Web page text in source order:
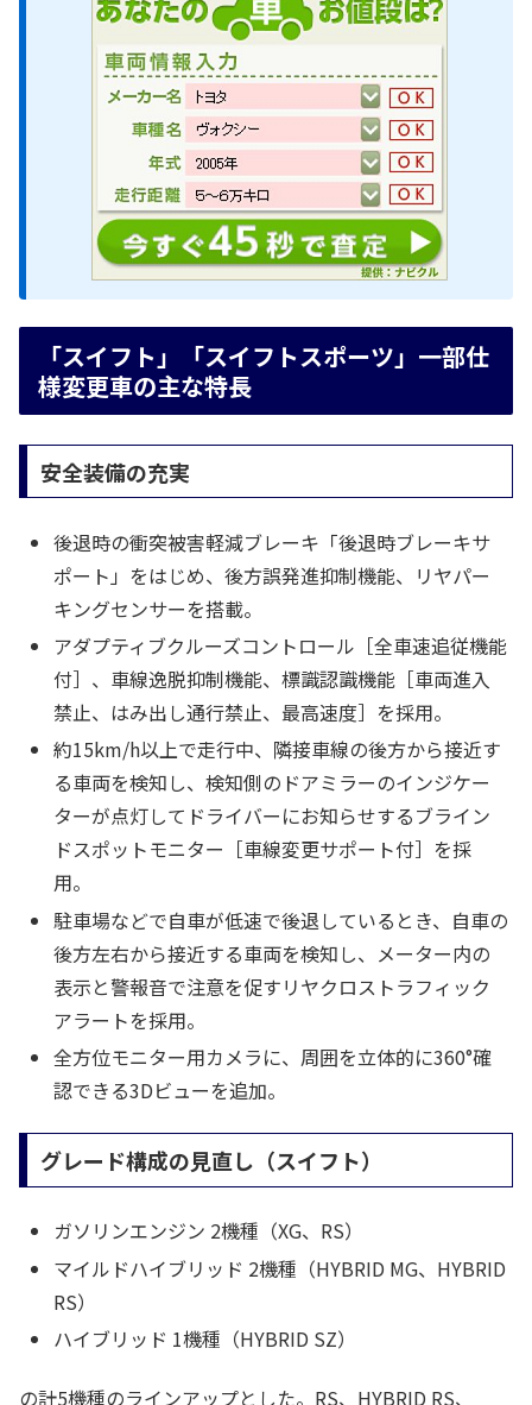
「スイフト」「スイフトスポーツ」一部仕
様変更車の主な特長
安全装備の充実
後退時の衝突被害軽減ブレーキ「後退時ブレーキサ
ポート」をはじめ、後方誤発進抑制機能、リヤパー
キングセンサーを搭載。
アダプティブクルーズコントロール［全車速追従機能
付］、車線逸脱抑制機能、標識認識機能［車両進入
禁止、はみ出し通行禁止、最高速度］を採用。
約15km/h以上で走行中、隣接車線の後方から接近す
る車両を検知し、検知側のドアミラーのインジケー
ターが点灯してドライバーにお知らせするブライン
ドスポットモニター［車線変更サポート付］を採
用。
駐車場などで自車が低速で後退しているとき、自車の
後方左右から接近する車両を検知し、メーター内の
表示と警報音で注意を促すリヤクロストラフィック
アラートを採用。
全方位モニター用カメラに、周囲を立体的に360°確
認できる3Dビューを追加。
グレード構成の見直し（スイフト）
ガソリンエンジン 2機種（XG、RS）
マイルドハイブリッド 2機種（HYBRID MG、HYBRID
RS）
ハイブリッド 1機種（HYBRID SZ）
の計5機種のラインアップとした。RS、HYBRID RS、